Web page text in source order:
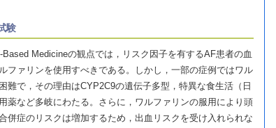
験
Medicineの観点では，リスク因子を有するAF患者の血
ファリンを使用すべきである。しかし，一部の症例ではワル
難で，その理由はCYP2C9の遺伝子多型，特異な食生活（日
薬など多岐にわたる。さらに，ワルファリンの服用により頭
併症のリスクは増加するため，出血リスクを受け入れられな